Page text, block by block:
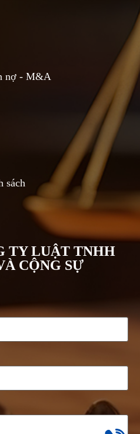
nợ - M&A
sách
TY LUẬT TNHH
CỘNG SỰ